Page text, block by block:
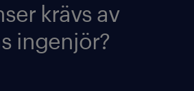
krävs av
ingenjör?